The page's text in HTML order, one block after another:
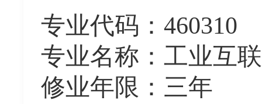
专业代码： 460310
专业名称：工业互
修业年限：三年